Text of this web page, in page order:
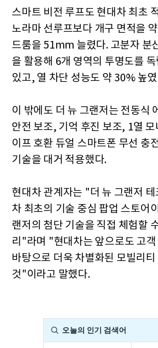
스마트 비전 루프도 현대차 최초
노라마 선루프보다 개구 면적을
드룸을 51mm 늘렸다. 고분자 분
을 활용해 6개 영역의 투명도를
있고, 열 차단 성능도 약 30% 높
이 밖에도 더 뉴 그랜저는 전동식
안전 보조, 기억 후진 보조, 1열 모
이프 호환 듀얼 스마트폰 무선 충
기술을 대거 적용했다.
현대차 관계자는 "더 뉴 그랜저 테
차 최초의 기술 중심 팝업 스토어
랜저의 첨단 기술을 직접 체험할
리"라며 "현대차는 앞으로도 고
바탕으로 더욱 차별화된 모빌리
것"이라고 말했다.